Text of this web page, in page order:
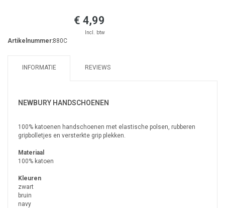
€ 4,99
Incl. btw
Artikelnummer:880C
INFORMATIE REVIEWS
NEWBURY HANDSCHOENEN
100% katoenen handschoenen met elastische polsen, rubberen
gripbolletjes en versterkte grip plekken.
Materiaal
100% katoen
Kleuren
zwart
bruin
navy